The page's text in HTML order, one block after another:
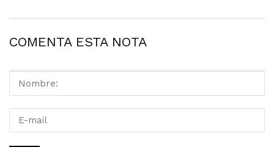
COMENTA ESTA NOTA